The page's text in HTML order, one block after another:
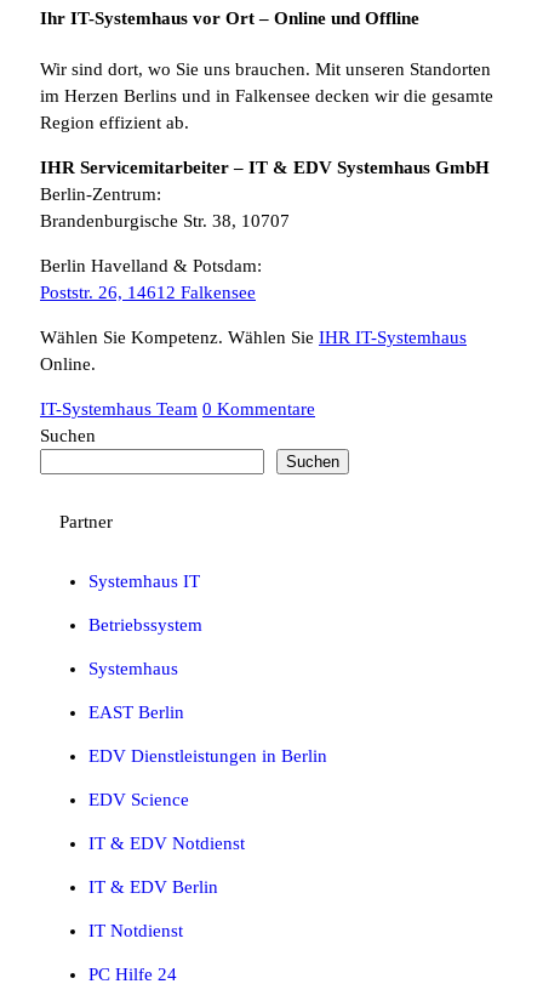
Ihr IT-Systemhaus vor Ort – Online und Offline
Wir sind dort, wo Sie uns brauchen. Mit unseren Standorten
im Herzen Berlins und in Falkensee decken wir die gesamte
Region effizient ab.
IHR Servicemitarbeiter – IT & EDV Systemhaus GmbH
Berlin-Zentrum:
Brandenburgische Str. 38, 10707
Berlin Havelland & Potsdam:
Poststr. 26, 14612 Falkensee
Wählen Sie Kompetenz. Wählen Sie IHR IT-Systemhaus
Online.
IT-Systemhaus Team 0 Kommentare
Suchen
Suchen
Partner
Systemhaus IT
Betriebssystem
Systemhaus
EAST Berlin
EDV Dienstleistungen in Berlin
EDV Science
IT & EDV Notdienst
IT & EDV Berlin
IT Notdienst
PC Hilfe 24